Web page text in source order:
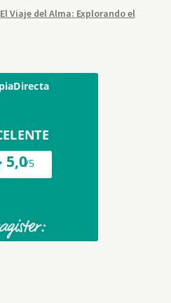
El Viaje del Alma: Explorando el